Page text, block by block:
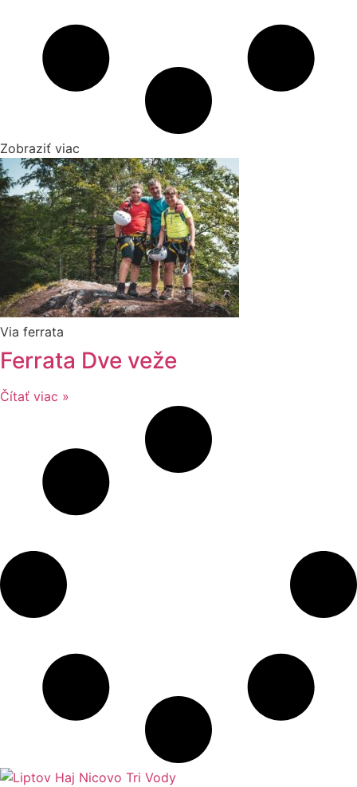
Zobraziť viac
Via ferrata
Ferrata Dve veže
Čítať viac »